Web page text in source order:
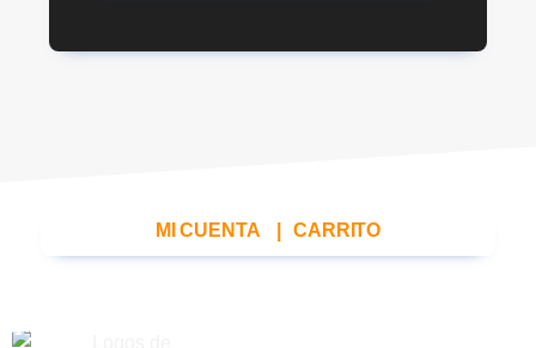
MI CUENTA CARRITO